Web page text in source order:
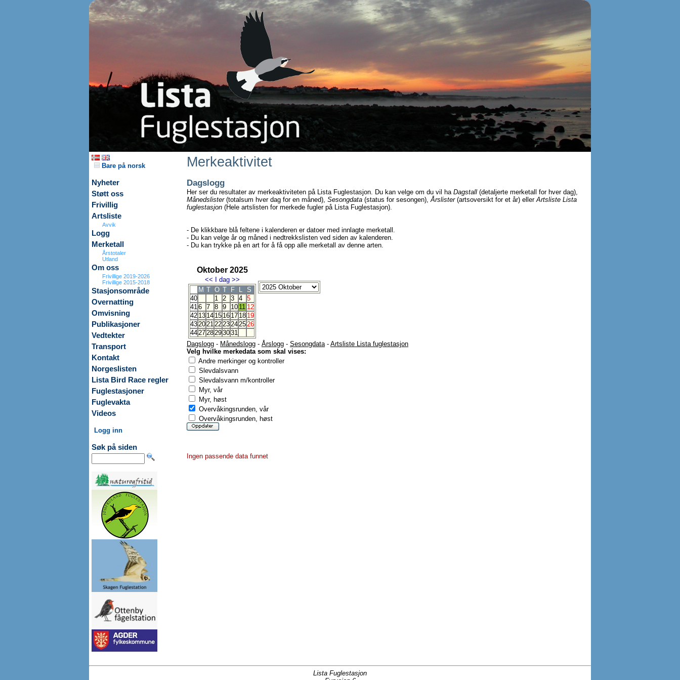
Bare på norsk
Nyheter
Støtt oss
Frivillig
Artsliste
Avvik
Logg
Merketall
Årstotaler
Utland
Om oss
Frivillige 2019-2026
Frivillige 2015-2018
Stasjonsområde
Overnatting
Omvisning
Publikasjoner
Vedtekter
Transport
Kontakt
Norgeslisten
Lista Bird Race regler
Fuglestasjoner
Fuglevakta
Videos
Logg inn
Søk på siden
Merkeaktivitet
Dagslogg
Her ser du resultater av merkeaktiviteten på Lista Fuglestasjon. Du kan velge om du vil ha Dagstall (detaljerte merketall for hver dag),
Månedslister(totalsum hver dag for en måned), Sesongdata (status for sesongen),Årslister(artsoversikt for et år) ellerArtsliste Lista
fuglestasjon (Hele artslisten for merkede fugler på Lista Fuglestasjon).
- De klikkbare blå feltene i kalenderen er datoer med innlagte merketall.
- Du kan velge år og måned i nedtrekkslisten ved siden av kalenderen.
- Du kan trykke på en art for å få opp alle merketall av denne arten.
Oktober 2025
<< I dag >>
M T O T F L
S
40
1 2 3 4 5
416 7 8 9 10 11 12
42 13 14 15 16 17 18 19
4320212223242526
442728293031
Dagslogg - Månedslogg - Årslogg - Sesongdata- Artsliste Lista fuglestasjon
Velg hvilke merkedata som skal vises:
Andre merkinger og kontroller
Slevdalsvann
Slevdalsvann m/kontroller
Myr, vår
Myr, høst
Overvåkingsrunden, vår
Overvåkingsrunden, høst
Ingen passende data funnet
Lista Fuglestasjon